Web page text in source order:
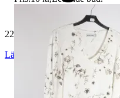
229 550 omdömen
Läs omdömen Följ